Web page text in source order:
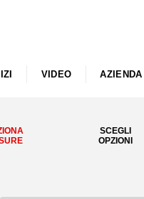
VIDEO AZIENDA
SCEGLI
OPZIONI